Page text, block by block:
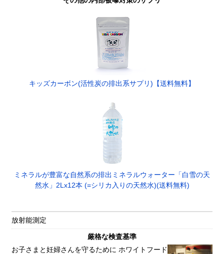
キッズカーボン(活性炭の排出系サプリ)【送料無料】
ミネラルが豊富な自然系の排出ミネラルウォーター「白雪の天
然水」2Lx12本 (=シリカ入りの天然水)(送料無料)
放射能測定
厳格な検査基準
お子さまと妊婦さんを守るために ホワイトフード